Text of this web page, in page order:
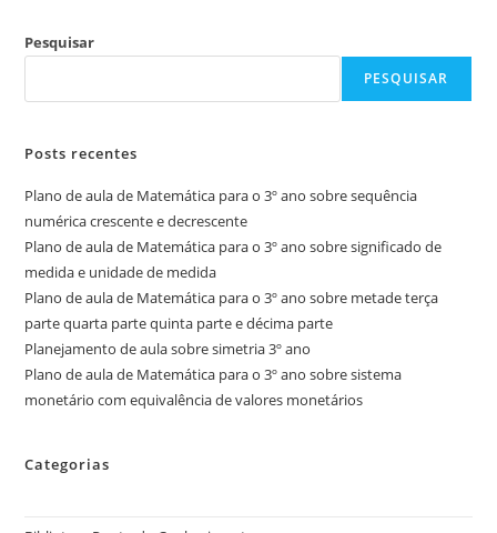
Pesquisar
PESQUISAR
Posts recentes
Plano de aula de Matemática para o 3º ano sobre sequência
numérica crescente e decrescente
Plano de aula de Matemática para o 3º ano sobre significado de
medida e unidade de medida
Plano de aula de Matemática para o 3º ano sobre metade terça
parte quarta parte quinta parte e décima parte
Planejamento de aula sobre simetria 3º ano
Plano de aula de Matemática para o 3º ano sobre sistema
monetário com equivalência de valores monetários
Categorias